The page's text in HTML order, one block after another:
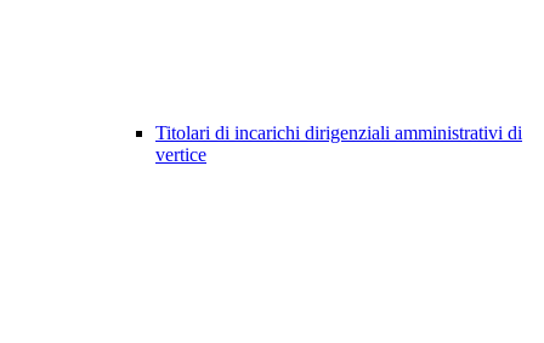
Titolari di incarichi dirigenziali amministrativi di
vertice